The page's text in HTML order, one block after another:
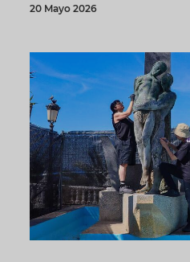
20 Mayo 2026